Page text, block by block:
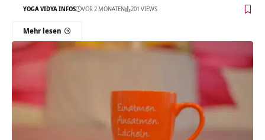
YOGA VIDYA INFOS VOR 2 MONATEN 201 VIEWS
Mehr lesen